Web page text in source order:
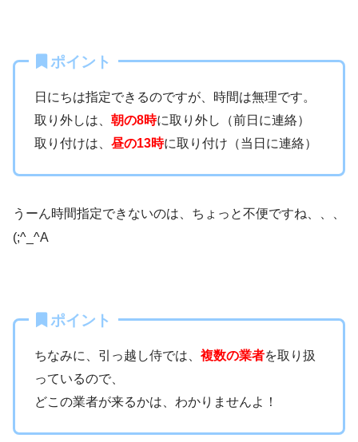
ポイント
日にちは指定できるのですが、時間は無理です。
取り外しは、 朝の8時に取り外し（前日に連絡）
取り付けは、 昼の13時に取り付け（当日に連絡）
うーん時間指定できないのは、ちょっと不便ですね、、、
(;^_^A
ポイント
ちなみに、引っ越し侍では、 複数の業者を取り扱
っているので、
どこの業者が来るかは、わかりませんよ！